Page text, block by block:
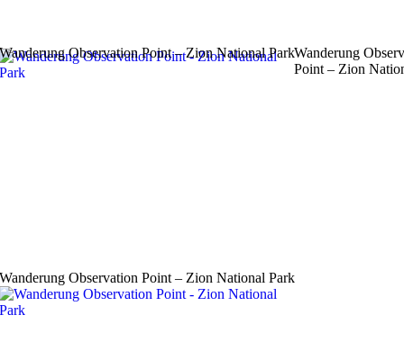
Wanderung Observation Point – Zion National Park
Wanderung Observation Point – Zion National Park
Wanderung
Point – Zion